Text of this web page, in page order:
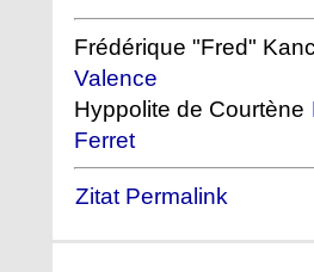
Frédérique "Fred"
Valence
Hyppolite de Courtène
Ferret
Zitat Permalink